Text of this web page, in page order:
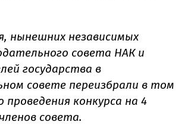
нынешних независимых
совета НАК и
государства в
совете переизбрали в том
проведения конкурса на 4
совета.